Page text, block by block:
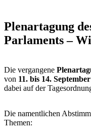
Plenartagung
Parlaments –
Die vergangene
von 11. bis 14.
dabei auf der
Die namentlichen
Themen: